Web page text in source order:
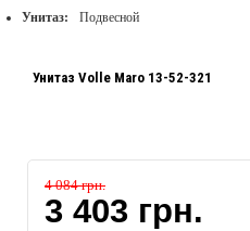
Унитаз:
Подвесной
Унитаз Volle Maro 13-52-321
в комплекте мягкое сиденье
4 084 грн.
3 403 грн.